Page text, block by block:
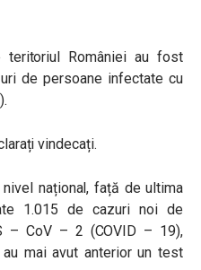
României au fost
de persoane infectate cu
vindecați.
național, față de ultima
1.015 de cazuri noi de
– CoV – 2 (COVID – 19),
mai avut anterior un test